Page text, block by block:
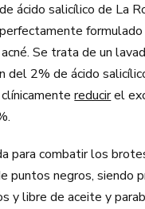
ácido salicílico de La
Se trata de un
del 2% de ácido
reducirel
para combatir los
puntos negros, siendo
y libre de aceite y